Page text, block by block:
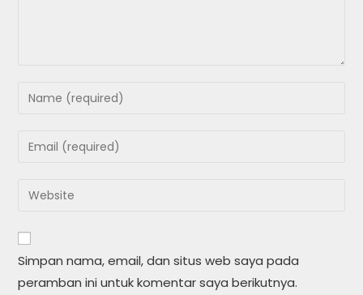
Enter
or
to
Enter
address
comment
Enter
website
URL
(optional)
Simpan nama, email, dan situs web saya pada
peramban ini untuk komentar saya berikutnya.